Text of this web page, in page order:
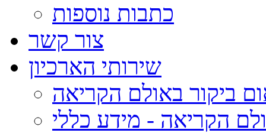
כתבות נוספות
צור קשר
שירותי הארכיון
ביקור באולם הקריאה
הקריאה - מידע כללי